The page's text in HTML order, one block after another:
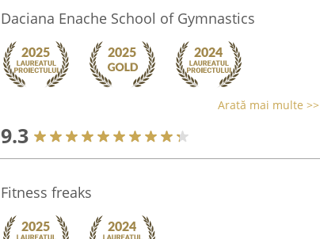
Daciana Enache School of Gymnastics
Arată mai multe >>
9.3
Fitness freaks